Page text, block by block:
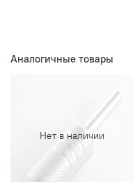
Аналогичные товары
Нет в наличии